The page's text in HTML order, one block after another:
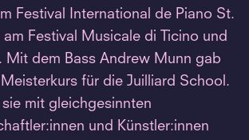
Festival International de Piano St.
Festival Musicale di Ticino und
Mit dem Bass Andrew Munn gab
für die Juilliard School.
mit gleichgesinnten
und Künstler:innen